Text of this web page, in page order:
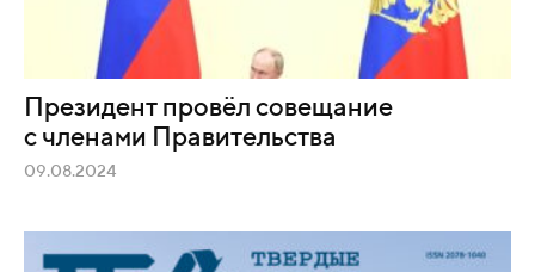
Президент провёл совещание
с членами Правительства
09.08.2024